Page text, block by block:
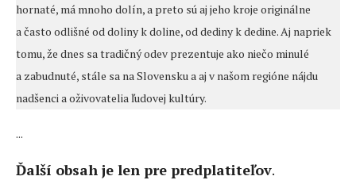
hornaté, má mnoho dolín, a preto sú aj jeho kroje originálne
a často odlišné od doliny k doline, od dediny k dedine. Aj napriek
tomu, že dnes sa tradičný odev prezentuje ako niečo minulé
a zabudnuté, stále sa na Slovensku a aj v našom regióne nájdu
nadšenci a oživovatelia ľudovej kultúry.
...
Ďalší obsah je len pre predplatiteľov.